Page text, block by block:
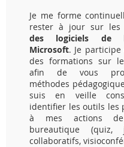
Je me forme
rester à jour sur les
des logiciels de
Microsoft. Je
des formations sur
afin de vous
méthodes
suis en veille
identifier les outils les
à mes actions de
bureautique (quiz,
collaboratifs,